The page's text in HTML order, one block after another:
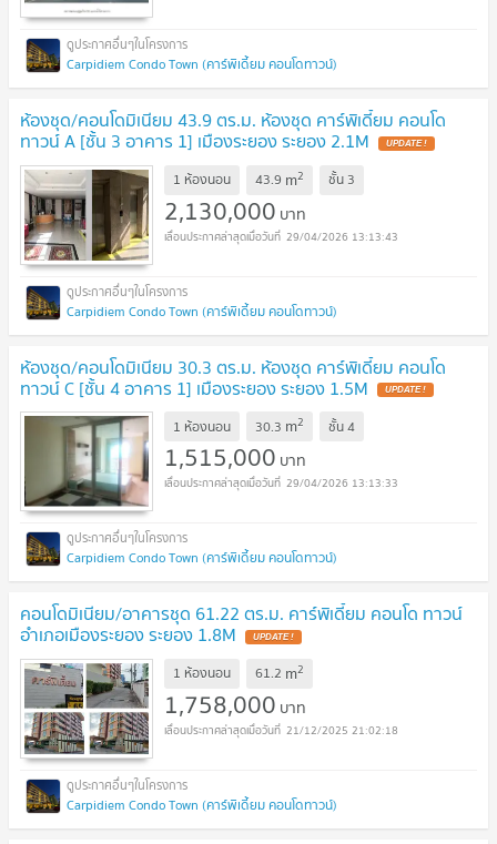
Carpidiem Condo Town (คาร์พิเดี้ยม คอนโดทาวน์)
ห้องชุด/คอนโดมิเนียม 43.9 ตร.ม. ห้องชุด คาร์พิเดี้ยม คอนโด
ทาวน์ A [ชั้น 3 อาคาร 1] เมืองระยอง ระยอง 2.1M
1 ห้องนอน 43.9 m2 ชั้น 3
2,130,000 บาท
29/04/2026 13:13:43
Carpidiem Condo Town (คาร์พิเดี้ยม คอนโดทาวน์)
ห้องชุด/คอนโดมิเนียม 30.3 ตร.ม. ห้องชุด คาร์พิเดี้ยม คอนโด
ทาวน์ C [ชั้น 4 อาคาร 1] เมืองระยอง ระยอง 1.5M
1 ห้องนอน 30.3 m2 ชั้น4
1,515,000 บาท
29/04/2026 13:13:33
Carpidiem Condo Town (คาร์พิเดี้ยม คอนโดทาวน์)
คอนโดมิเนียม/อาคารชุด 61.22 ตร.ม. คาร์พิเดี้ยม คอนโด ทาวน์
อำเภอเมืองระยอง ระยอง 1.8M
1 ห้องนอน 61.2 m2
1,758,000 บาท
21/12/2025 21:02:18
Carpidiem Condo Town (คาร์พิเดี้ยม คอนโดทาวน์)